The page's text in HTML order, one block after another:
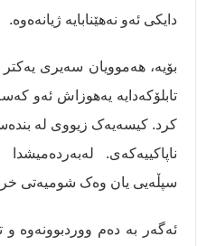
دایکی ئەو نەهێنابایە ژیانەەوە.
بۆیە، هەموویان سەیری
تابلۆکەدایە یەهوزاش ئەو
کرد. کیسەیەک زیووی لە
ناپاکییەکەی.
سپڵەیی یان وەک شومیەتی
ئەگەر بە دەم ووردبوونەوە و